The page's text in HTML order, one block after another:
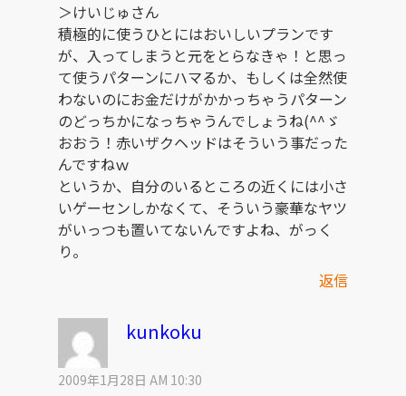
＞けいじゅさん
積極的に使うひとにはおいしいプランです
が、入ってしまうと元をとらなきゃ！と思っ
て使うパターンにハマるか、もしくは全然使
わないのにお金だけがかかっちゃうパターン
のどっちかになっちゃうんでしょうね(^^ゞ
おおう！赤いザクヘッドはそういう事だった
んですねｗ
というか、自分のいるところの近くには小さ
いゲーセンしかなくて、そういう豪華なヤツ
がいっつも置いてないんですよね、がっく
り。
返信
kunkoku
2009年1月28日 AM 10:30